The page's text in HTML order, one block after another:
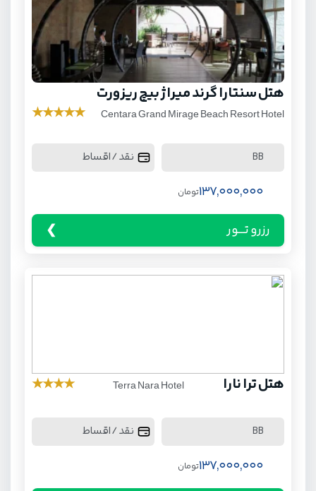
هتل سنتارا گرند میراژ بیچ ریزورت
Centara Grand Mirage Beach Resort Hotel
★
★
★
★
★
BB نقد / اقساط
137,000,000تومان
رزرو تـــور
هتل ترا نارا Terra Nara Hotel
★
★
★
★
BB نقد / اقساط
137,000,000تومان